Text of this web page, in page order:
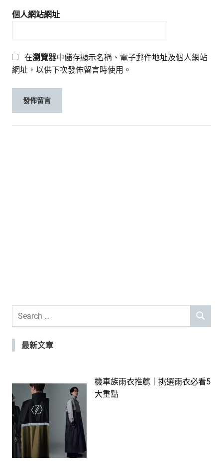
個人網站網址
在瀏覽器中儲存顯示名稱、電子郵件地址及個人網站
網址，以供下次發佈留言時使用。
Search
SEARCH
最新文章
機車族雨衣推薦｜挑選雨衣必看5
大重點